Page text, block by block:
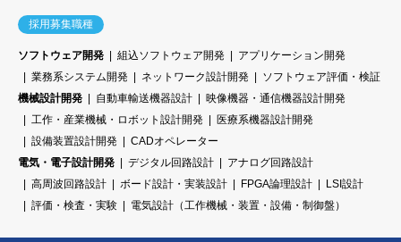
採用募集職種
ソフトウェア開発 組込ソフトウェア開発
アプリケーション開発
業務系システム開発
ネットワーク設計開発
ソフトウェア評価・検証
機械設計開発
自動車輸送機器設計
映像機器・通信機器設計開発
工作・産業機械・ロボット設計開発
医療系機器設計開発
設備装置設計開発
CADオペレーター
電気・電子設計開発
デジタル回路設計
アナログ回路設計
高周波回路設計
ボード設計・実装設計 FPGA論理設計
LSI設計
評価・検査・実験
電気設計（工作機械・装置・設備・制御盤）